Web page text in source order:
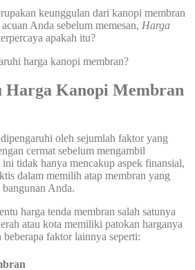
keunggulan dari kanopi membran
Anda sebelum memesan, Harga
apakah itu?
harga kanopi membran?
Harga Kanopi Membran
dipengaruhi oleh sejumlah faktor yang
cermat sebelum mengambil
tidak hanya mencakup aspek finansial,
dalam memilih atap membran yang
bangunan Anda.
harga tenda membran salah satunya
atau kota memiliki patokan harganya
faktor lainnya seperti: